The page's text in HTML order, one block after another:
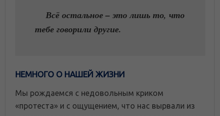
Всё остальное – это лишь то, что
тебе говорили другие.
НЕМНОГО О НАШЕЙ ЖИЗНИ
Мы рождаемся с недовольным криком
«протеста» и с ощущением, что нас вырвали из